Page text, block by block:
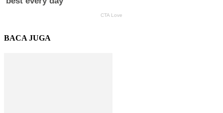
BACA JUGA